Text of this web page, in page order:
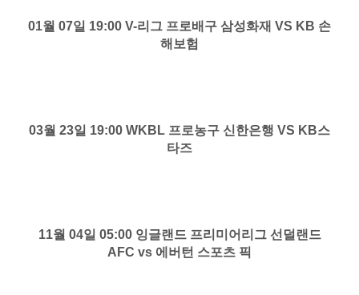
01월 07일 19:00 V-리그 프로배구 삼성화재 VS KB 손
해보험
03월 23일 19:00 WKBL 프로농구 신한은행 VS KB스
타즈
11월 04일 05:00 잉글랜드 프리미어리그 선덜랜드
AFC vs 에버턴 스포츠 픽